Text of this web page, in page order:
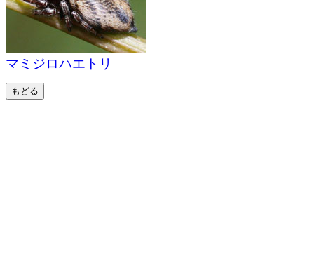
マミジロハエトリ